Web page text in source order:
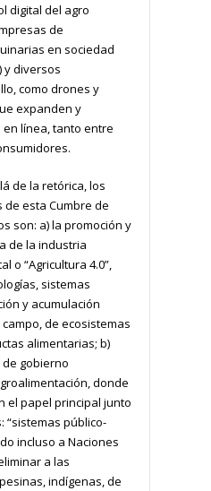
digital del agro
de
en sociedad
y diversos
como drones y
expanden y
línea, tanto entre
de la retórica, los
esta Cumbre de
son: a) la promoción y
de la industria
o “Agricultura 4.0”,
sistemas
y acumulación
de ecosistemas
alimentarias; b)
gobierno
donde
el papel principal junto
“sistemas público-
incluso a Naciones
a las
indígenas, de